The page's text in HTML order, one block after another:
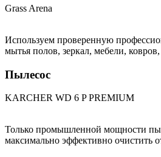
Grass Arena
Используем проверенную
мытья полов, зеркал, мебели,
Пылесос
KARCHER WD 6 P PREMIUM
Только промышленной мощности
максимально эффективно очистить